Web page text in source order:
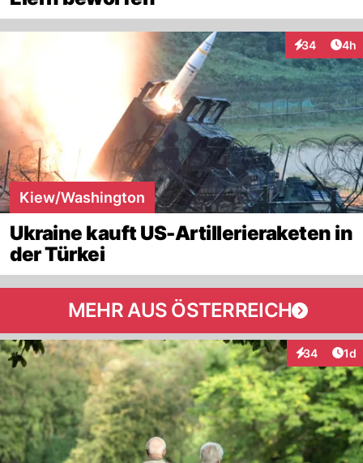
34
Interaktionen
4h
Kiew/Washington
Ukraine kauft US-Artillerieraketen in
der Türkei
MEHR AUS ÖSTERREICH
34
Interaktionen
1d